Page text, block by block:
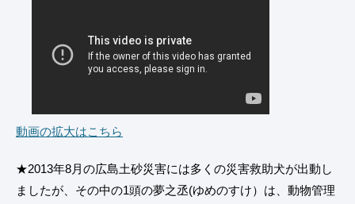
動画の拡大はこちら
★2013年8月の広島土砂災害には多くの災害救助犬が出動し
ましたが、その中の1頭の夢之丞(ゆめのすけ）は、動物管理